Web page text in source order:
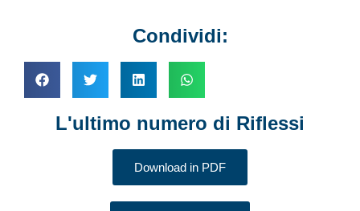
Condividi:
L'ultimo numero di Riflessi
Download in PDF